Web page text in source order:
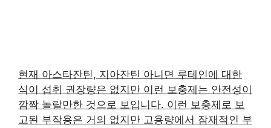
현재 아스타잔틴, 지아잔틴 아니면 루테인에 대한
식이 섭취 권장량은 없지만 이런 보충제는 안전성이
깜짝 놀랄만한 것으로 보입니다. 이런 보충제로 보
고된 부작용은 거의 없지만 고용량에서 잠재적인 부